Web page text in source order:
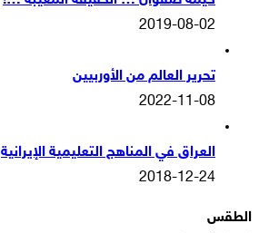
2019-08-02
تحرير العالم من الأوربيين
2022-11-08
العراق في المناهج التعليمية الإيرانية
2018-12-24
الطقس